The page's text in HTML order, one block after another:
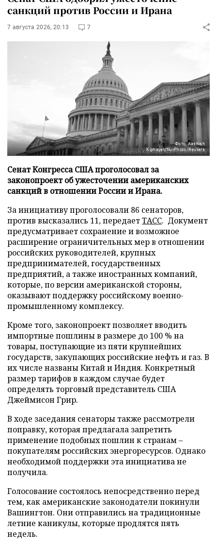
санкций против России и Ирана
7 августа 2026, 20:13 7
Фото: Aashish
Kiphayet/NurPhoto/Reuters
Сенат Конгресса США проголосовал за
законопроект об ужесточении американских
санкций в отношении России и Ирана.
За инициативу проголосовали 86 сенаторов,
против высказались 11, передаетТАСС. Документ
предусматривает сохранение и возможное
расширение ограничительных мер в отношении
российских руководителей, крупных
предпринимателей, государственных
предприятий, а также иностранных компаний,
которые, по версии американской стороны,
оказывают поддержку российскому военно-
промышленному комплексу.
Кроме того, законопроект позволяет вводить
импортные пошлины в размере до 100 % на
товары, поступающие из пяти крупнейших
государств, закупающих российские нефть и газ. В
их числе названы Китай и Индия. Конкретный
размер тарифов в каждом случае будет
определять торговый представитель США
Джеймисон Грир.
В ходе заседания сенаторы также рассмотрели
поправку, которая предлагала запретить
применение подобных пошлин к странам –
покупателям российских энергоресурсов. Однако
необходимой поддержки эта инициатива не
получила.
Голосование состоялось непосредственно перед
тем, как американские законодатели покинули
Вашингтон. Они отправились на традиционные
летние каникулы, которые продлятся пять
недель.